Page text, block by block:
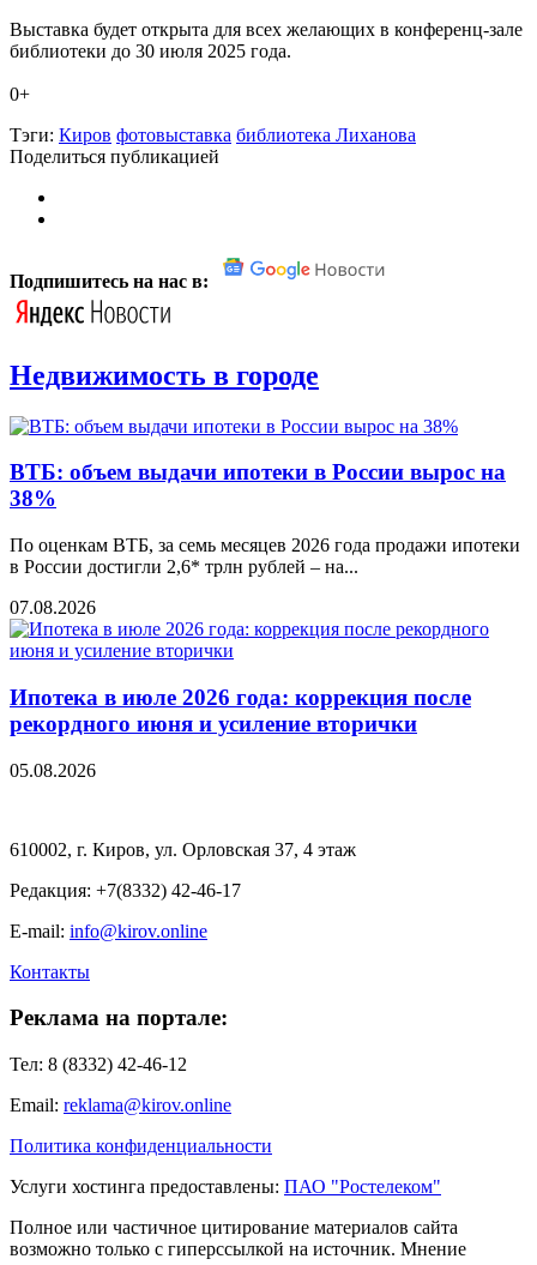
Выставка будет открыта для всех желающих в конференц-зале
библиотеки до 30 июля 2025 года.
0+
Тэги: Киров фотовыставка библиотека Лиханова
Поделиться публикацией
Подпишитесь на нас в:
Недвижимость в городе
ВТБ: объем выдачи ипотеки в России вырос на
38%
По оценкам ВТБ, за семь месяцев 2026 года продажи ипотеки
в России достигли 2,6* трлн рублей – на...
07.08.2026
Ипотека в июле 2026 года: коррекция после
рекордного июня и усиление вторички
05.08.2026
610002, г. Киров, ул. Орловская 37, 4 этаж
Редакция: +7(8332) 42-46-17
E-mail: info@kirov.online
Контакты
Реклама на портале:
Тел: 8 (8332) 42-46-12
Email: reklama@kirov.online
Политика конфиденциальности
Услуги хостинга предоставлены: ПАО "Ростелеком"
Полное или частичное цитирование материалов сайта
возможно только с гиперссылкой на источник. Мнение